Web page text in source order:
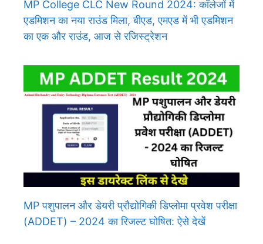
MP College CLC New Round 2024: कॉलेजों में
एडमिशन का नया राउंड मिला, बीएड, एमएड में भी एडमिशन
का एक और राउंड, आज से रजिस्ट्रेशन
MP पशुपालन और डेयरी प्रौद्योगिकी डिप्लोमा प्रवेश परीक्षा
(ADDET) – 2024 का रिजल्ट घोषित: ऐसे देखें